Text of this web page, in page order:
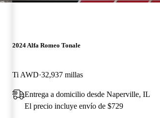
2024 Alfa Romeo Tonale
Ti AWD 32,937 millas
Entrega a domicilio desde Naperville, IL
El precio incluye envío de $729